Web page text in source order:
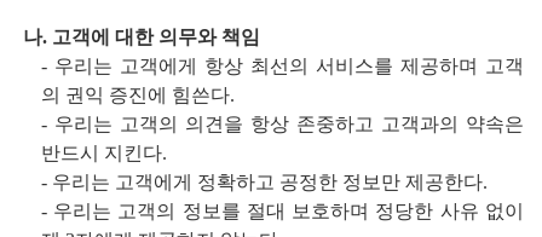
나. 고객에 대한 의무와 책임
- 우리는 고객에게 항상 최선의 서비스를 제공하며 고객
의 권익 증진에 힘쓴다.
- 우리는 고객의 의견을 항상 존중하고 고객과의 약속은
반드시 지킨다.
- 우리는 고객에게 정확하고 공정한 정보만 제공한다.
- 우리는 고객의 정보를 절대 보호하며 정당한 사유 없이